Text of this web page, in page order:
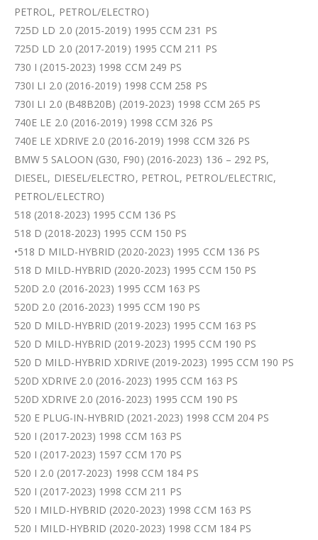
PETROL, PETROL/ELECTRO)
725D LD 2.0 (2015-2019) 1995 CCM 231 PS
725D LD 2.0 (2017-2019) 1995 CCM 211 PS
730 I (2015-2023) 1998 CCM 249 PS
730I LI 2.0 (2016-2019) 1998 CCM 258 PS
730I LI 2.0 (B48B20B) (2019-2023) 1998 CCM 265 PS
740E LE 2.0 (2016-2019) 1998 CCM 326 PS
740E LE XDRIVE 2.0 (2016-2019) 1998 CCM 326 PS
BMW 5 SALOON (G30, F90) (2016-2023) 136 – 292 PS,
DIESEL, DIESEL/ELECTRO, PETROL, PETROL/ELECTRIC,
PETROL/ELECTRO)
518 (2018-2023) 1995 CCM 136 PS
518 D (2018-2023) 1995 CCM 150 PS
•518 D MILD-HYBRID (2020-2023) 1995 CCM 136 PS
518 D MILD-HYBRID (2020-2023) 1995 CCM 150 PS
520D 2.0 (2016-2023) 1995 CCM 163 PS
520D 2.0 (2016-2023) 1995 CCM 190 PS
520 D MILD-HYBRID (2019-2023) 1995 CCM 163 PS
520 D MILD-HYBRID (2019-2023) 1995 CCM 190 PS
520 D MILD-HYBRID XDRIVE (2019-2023) 1995 CCM 190 PS
520D XDRIVE 2.0 (2016-2023) 1995 CCM 163 PS
520D XDRIVE 2.0 (2016-2023) 1995 CCM 190 PS
520 E PLUG-IN-HYBRID (2021-2023) 1998 CCM 204 PS
520 I (2017-2023) 1998 CCM 163 PS
520 I (2017-2023) 1597 CCM 170 PS
520 I 2.0 (2017-2023) 1998 CCM 184 PS
520 I (2017-2023) 1998 CCM 211 PS
520 I MILD-HYBRID (2020-2023) 1998 CCM 163 PS
520 I MILD-HYBRID (2020-2023) 1998 CCM 184 PS